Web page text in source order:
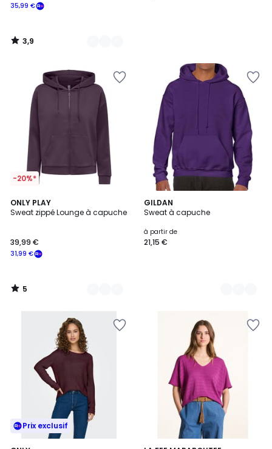
35,99 €
3,9
/
-20%*
ONLY PLAY
Sweat zippé Lounge à capuche
31,99 €
39,99 €
5
/
3
Couleurs
5
/
GILDAN
Sweat à capuche
à partir de
21,15 €
39
Couleurs
Prix exclusif